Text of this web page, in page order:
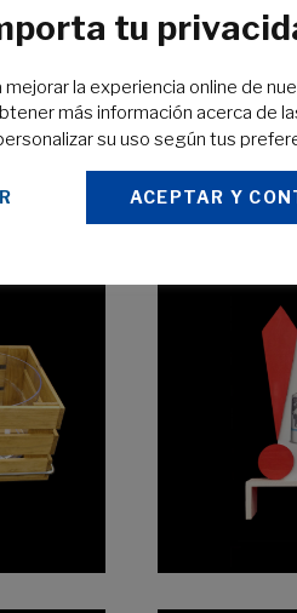
tu
la experiencia online de
más información acerca de
su uso según tus
ACEPTAR Y